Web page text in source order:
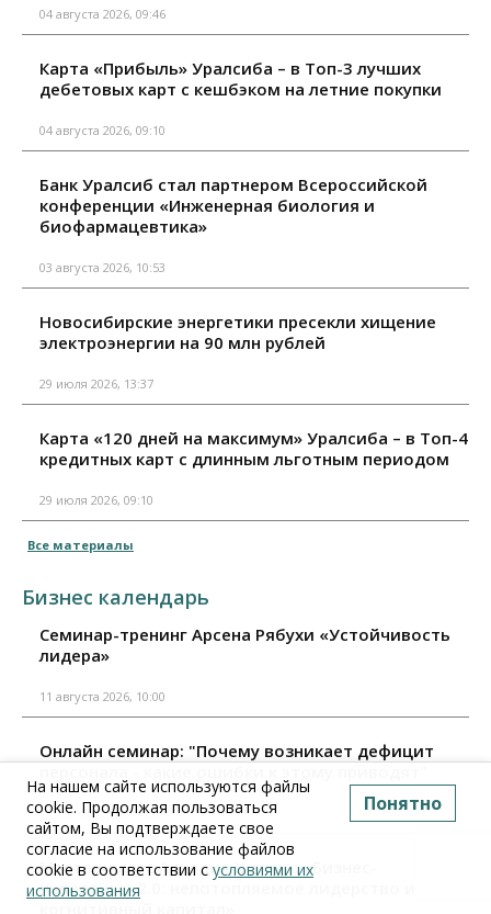
04 августа 2026, 09:46
Карта «Прибыль» Уралсиба – в Топ-3 лучших
дебетовых карт с кешбэком на летние покупки
04 августа 2026, 09:10
Банк Уралсиб стал партнером Всероссийской
конференции «Инженерная биология и
биофармацевтика»
03 августа 2026, 10:53
Новосибирские энергетики пресекли хищение
электроэнергии на 90 млн рублей
29 июля 2026, 13:37
Карта «120 дней на максимум» Уралсиба – в Топ-4
кредитных карт с длинным льготным периодом
29 июля 2026, 09:10
Все материалы
Бизнес календарь
Семинар-тренинг Арсена Рябухи «Устойчивость
лидера»
11 августа 2026, 10:00
Онлайн семинар: "Почему возникает дефицит
11 августа 2026, 15:00
Мастер-класс Аркадия Цукера: «Бизнес-
неваляшка 2.0: непотопляемое лидерство и
На нашем сайте используются файлы
cookie. Продолжая пользоваться
сайтом, Вы подтверждаете свое
согласие на использование файлов
cookie в соответствии с условиями их
использования
Понятно